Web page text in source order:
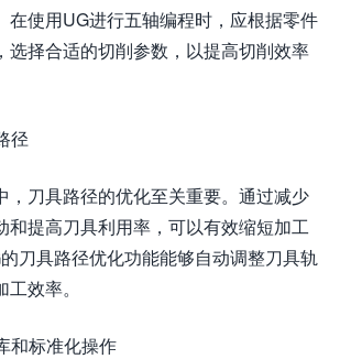
在使用UG进行五轴编程时，应根据零件
选择合适的切削参数，以提高切削效率
径
，刀具路径的优化至关重要。通过减少
和提高刀具利用率，可以有效缩短加工
刀具路径优化功能能够自动调整刀具轨
效率。
和标准化操作